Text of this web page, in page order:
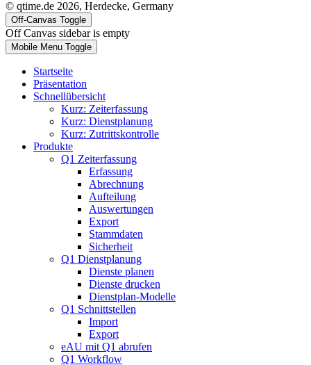
© qtime.de 2026, Herdecke, Germany
Off-Canvas Toggle
Off Canvas sidebar is empty
Mobile Menu Toggle
Startseite
Präsentation
Schnellübersicht
Kurz: Zeiterfassung
Kurz: Dienstplanung
Kurz: Zutrittskontrolle
Produkte
Q1 Zeiterfassung
Erfassung
Abrechnung
Aufteilung
Auswertungen
Export
Stammdaten
Sicherheit
Q1 Dienstplanung
Dienste planen
Dienste drucken
Dienstplan-Modelle
Q1 Schnittstellen
Import
Export
eAU mit Q1 abrufen
Q1 Workflow